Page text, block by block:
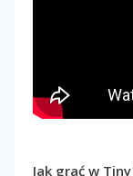
Jak grać w